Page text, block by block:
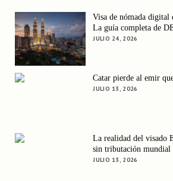
Visa de nómada digital
La guía completa de
JULIO 24, 2026
Catar pierde al emir
JULIO 13, 2026
La realidad del visado
sin tributación mundial
JULIO 13, 2026